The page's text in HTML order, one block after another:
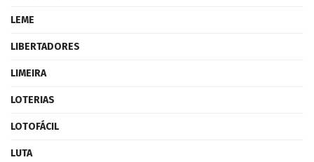
LEME
LIBERTADORES
LIMEIRA
LOTERIAS
LOTOFÁCIL
LUTA